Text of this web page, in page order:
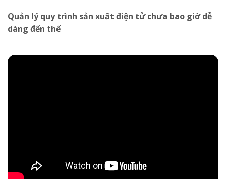
Quản lý quy trình sản xuất điện tử chưa bao giờ dễ
dàng đến thế